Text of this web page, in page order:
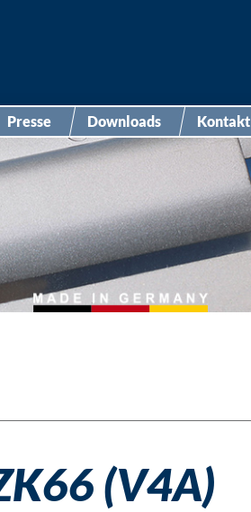
Presse Downloads Kontakt
(V4A)